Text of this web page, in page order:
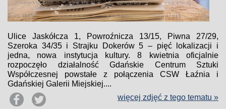
Ulice Jaskółcza 1, Powroźnicza 13/15, Piwna 27/29,
Szeroka 34/35 i Strajku Dokerów 5 – pięć lokalizacji i
jedna, nowa instytucja kultury. 8 kwietnia oficjalnie
rozpoczęło działalność Gdańskie Centrum Sztuki
Współczesnej powstałe z połączenia CSW Łaźnia i
Gdańskiej Galerii Miejskiej....
więcej zdjęć z tego tematu »